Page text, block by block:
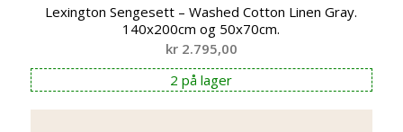
Lexington Sengesett – Washed Cotton Linen Gray.
140x200cm og 50x70cm.
kr2.795,00
2 på lager